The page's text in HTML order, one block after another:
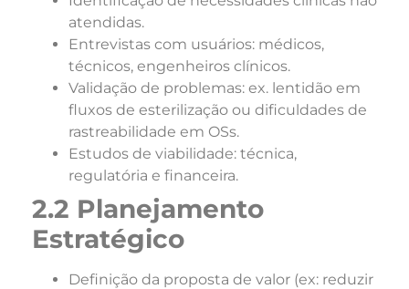
atendidas.
Entrevistas com usuários: médicos,
técnicos, engenheiros clínicos.
Validação de problemas: ex. lentidão em
fluxos de esterilização ou dificuldades de
rastreabilidade em OSs.
Estudos de viabilidade: técnica,
regulatória e financeira.
2.2 Planejamento
Estratégico
Definição da proposta de valor (ex: reduzir